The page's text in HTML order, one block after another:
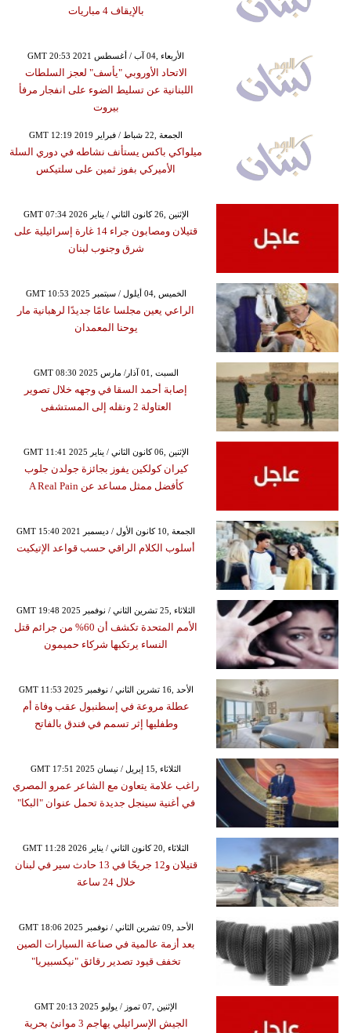
بالإيقاف 4 مباريات
GMT 20:53 2021 الأربعاء ,04 آب / أغسطس
الاتحاد الأوروبي "يأسف" لعجز السلطات
اللبنانية عن تسليط الضوء على انفجار مرفأ
بيروت
GMT 12:19 2019 الجمعة ,22 شباط / فبراير
ميلواكي باكس يستأنف نشاطه في دوري السلة
الأميركي بفوز ثمين على سلتيكس
GMT 07:34 2026 الإثنين ,26 كانون الثاني / يناير
قتيلان ومصابون جراء 14 غارة إسرائيلية على
شرق وجنوب لبنان
GMT 10:53 2025 الخميس ,04 أيلول / سبتمبر
الراعي يعين مجلسا عامًا جديدًا لرهبانية مار
يوحنا المعمدان
GMT 08:30 2025 السبت ,01 آذار/ مارس
إصابة أحمد السقا في وجهه خلال تصوير
العتاولة 2 ونقله إلى المستشفى
GMT 11:41 2025 الإثنين ,06 كانون الثاني / يناير
كيران كولكين يفوز بجائزة جولدن جلوب
كأفضل ممثل مساعد عن A Real Pain
GMT 15:40 2021 الجمعة ,10 كانون الأول / ديسمبر
أسلوب الكلام الراقي حسب قواعد الإتيكيت
GMT 19:48 2025 الثلاثاء ,25 تشرين الثاني / نوفمبر
الأمم المتحدة تكشف أن 60% من جرائم قتل
النساء يرتكبها شركاء حميمون
GMT 11:53 2025 الأحد ,16 تشرين الثاني / نوفمبر
عطلة مروعة في إسطنبول عقب وفاة أم
وطفليها إثر تسمم في فندق بالفاتح
GMT 17:51 2025 الثلاثاء ,15 إبريل / نيسان
راغب علامة يتعاون مع الشاعر عمرو المصري
في أغنية سينجل جديدة تحمل عنوان "البكا"
GMT 11:28 2026 الثلاثاء ,20 كانون الثاني / يناير
قتيلان و12 جريحًا في 13 حادث سير في لبنان
خلال 24 ساعة
GMT 18:06 2025 الأحد ,09 تشرين الثاني / نوفمبر
بعد أزمة عالمية في صناعة السيارات الصين
تخفف قيود تصدير رقائق "نيكسبيريا"
GMT 20:13 2025 الإثنين ,07 تموز / يوليو
الجيش الإسرائيلي يهاجم 3 موانئ بحرية